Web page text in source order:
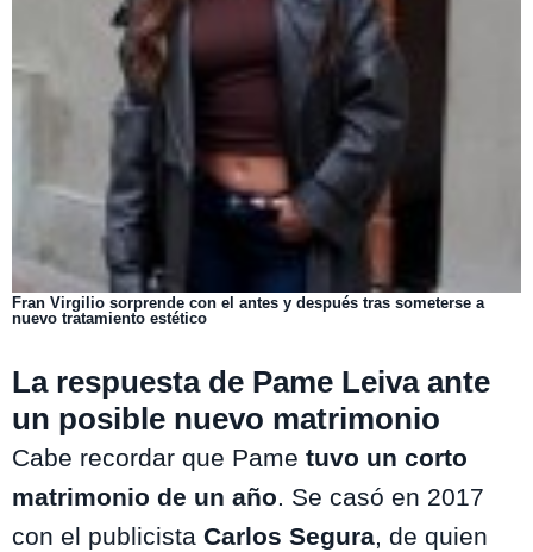
Fran Virgilio sorprende con el antes y después tras someterse a
nuevo tratamiento estético
La respuesta de Pame Leiva ante
un posible nuevo matrimonio
Cabe recordar que Pame tuvo un corto
matrimonio de un año. Se casó en 2017
con el publicista Carlos Segura, de quien